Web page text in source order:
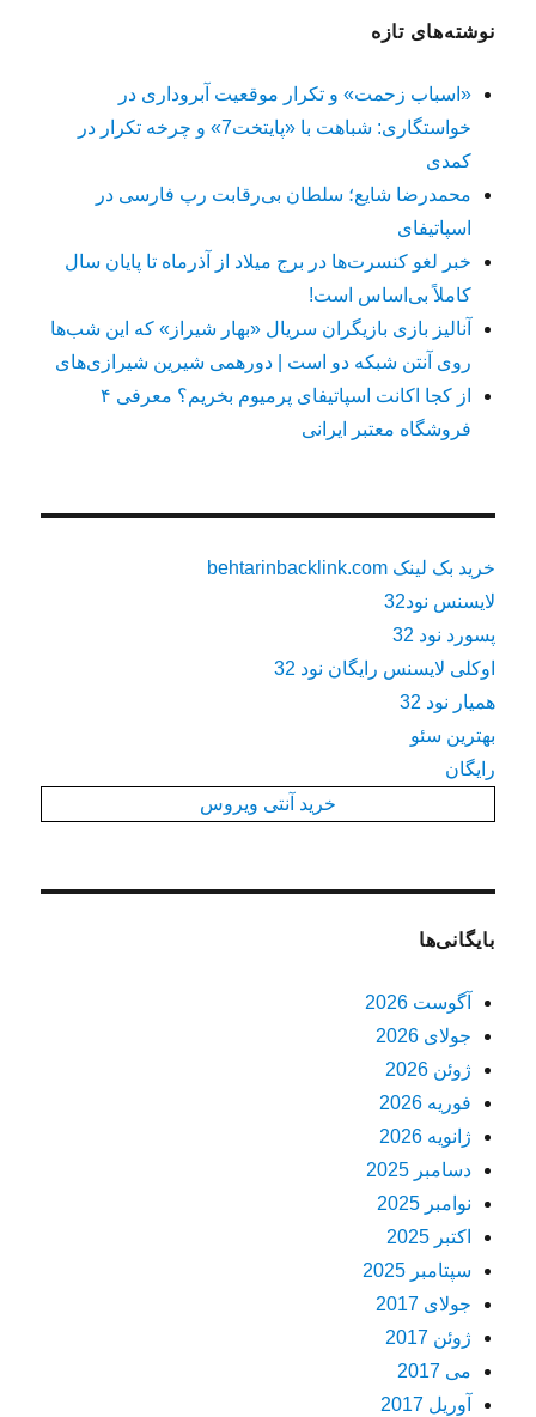
نوشته‌های تازه
«اسباب زحمت» و تکرار موقعیت آبروداری در
خواستگاری: شباهت با «پایتخت7» و چرخه تکرار در
کمدی
محمدرضا شایع؛ سلطان بی‌رقابت رپ فارسی در
اسپاتیفای
خبر لغو کنسرت‌ها در برج میلاد از آذرماه تا پایان سال
کاملاً بی‌اساس است!
آنالیز بازی بازیگران سریال «بهار شیراز» که این شب‌ها
روی آنتن شبکه دو است | دورهمی شیرین شیرازی‌های
از کجا اکانت اسپاتیفای پرمیوم بخریم؟ معرفی ۴
فروشگاه معتبر ایرانی
خرید بک لینک behtarinbacklink.com
لایسنس نود32
پسورد نود 32
اوکلی لایسنس رایگان نود 32
همیار نود 32
بهترین سئو
رایگان
خرید آنتی ویروس
بایگانی‌ها
آگوست 2026
جولای 2026
ژوئن 2026
فوریه 2026
ژانویه 2026
دسامبر 2025
نوامبر 2025
اکتبر 2025
سپتامبر 2025
جولای 2017
ژوئن 2017
می 2017
آوریل 2017